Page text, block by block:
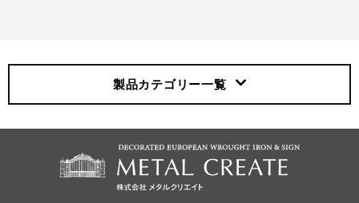
製品カテゴリー一覧